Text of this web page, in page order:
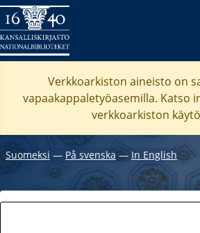
Verkkoarkiston aineisto on
vapaakappaletyöasemilla. Katso
verkkoarkiston
Suomeksi ― På svenska ― In English